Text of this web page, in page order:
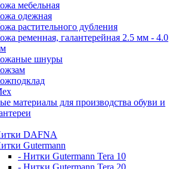
мебельная
одежная
растительного дубления
ременная, галантерейная 2.5 мм - 4.0
шнуры
материалы для производства обуви и
DAFNA
Gutermann
- Нитки Gutermann Tera 10
- Нитки Gutermann Tera 20